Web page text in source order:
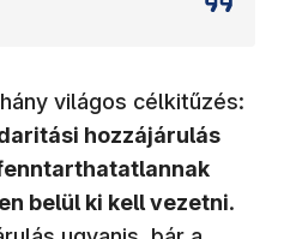
világos célkitűzés:
hozzájárulás
belül ki kell vezetni.